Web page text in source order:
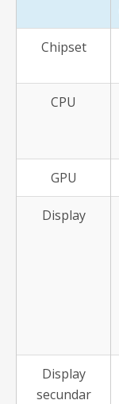
Chipset
CPU
GPU
Display
Display
secundar